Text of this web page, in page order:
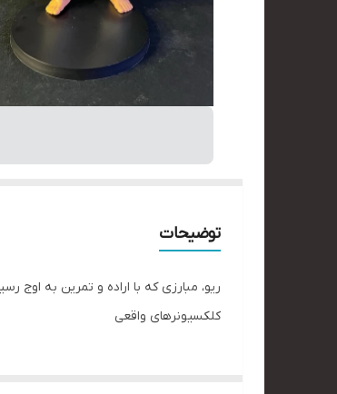
توضیحات
کلکسیونرهای واقعی